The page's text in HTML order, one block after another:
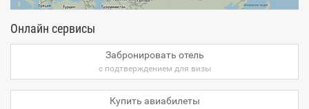
Онлайн сервисы
Забронировать отель
с подтверждением для визы
Купить авиабилеты